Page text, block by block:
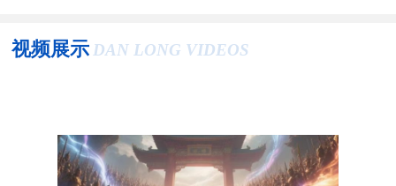
视频展示 DAN LONG VIDEOS